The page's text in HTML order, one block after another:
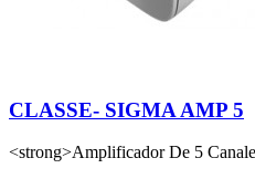
CLASSE- SIGMA AMP 5
<strong>Amplificador De 5